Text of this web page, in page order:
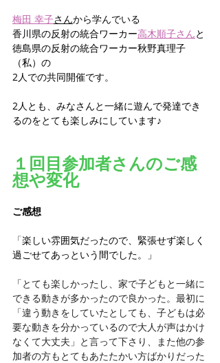
梅田 幸子さんから学んでいる
香川県の反射の統合ワーカー高木順子さんと
徳島県の反射の統合ワーカー秋野真理子
（私）の
2人での共同開催です。
2人とも、みなさんと一緒に遊んで発達でき
るのをとても楽しみにしています♪
１回目参加者さんのご感
想や変化
ご感想
「楽しい雰囲気だったので、緊張せず楽しく
過ごせてあっという間でした。」
「とても楽しかったし、家で子どもと一緒に
できる動きが多かったので良かった。最初に
「違う動きをしていたとしても、子どもは必
要な動きを分かっているので大人が声はかけ
なくて大丈夫」と言って下さり、また他の参
加者の方もとてもあたたかい方ばかりだった